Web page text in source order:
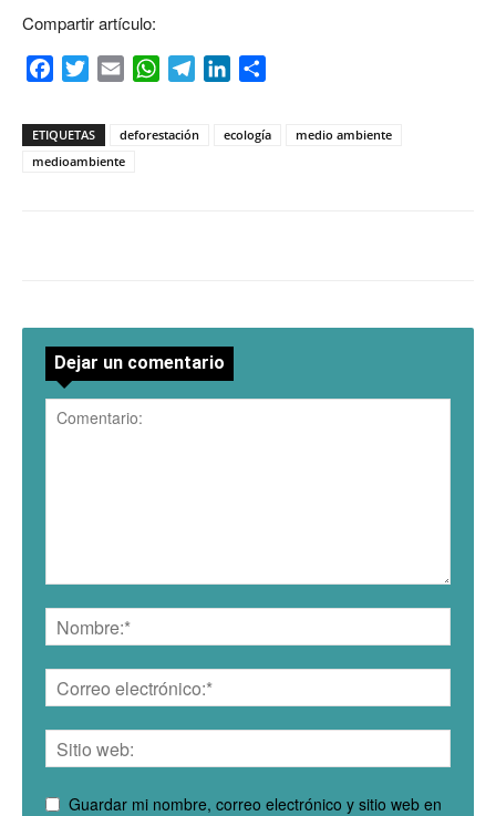
Compartir artículo:
FacebookTwitterEmail WhatsAppTelegramLinkedIn
ETIQUETAS deforestación ecología
medio ambiente
medioambiente
Dejar un comentario
Guardar mi nombre, correo electrónico y sitio web en